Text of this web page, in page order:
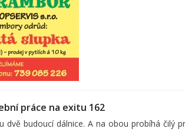
práce na exitu 162
dvě budoucí dálnice. A na obou probíhá čilý